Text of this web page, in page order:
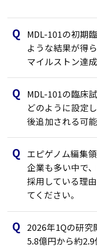
MDL-101の初期
ような結果が得
マイルストン達
MDL-101の臨床
どのように設定
後追加される可
エピゲノム編集
企業も多い中で
採用している理
てください。
2026年1Qの研
5.8億円から約